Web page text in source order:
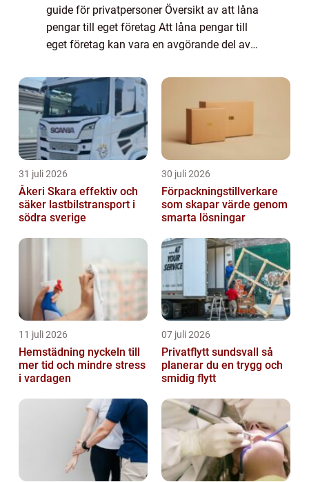
guide för privatpersoner Översikt av att låna
pengar till eget företag Att låna pengar till
eget företag kan vara en avgörande del av
Genom att få tillgång till ext...
31 juli 2026
Åkeri Skara effektiv och
säker lastbilstransport i
södra sverige
30 juli 2026
Förpackningstillverkare
som skapar värde genom
smarta lösningar
11 juli 2026
Hemstädning nyckeln till
mer tid och mindre stress
i vardagen
07 juli 2026
Privatflytt sundsvall så
planerar du en trygg och
smidig flytt